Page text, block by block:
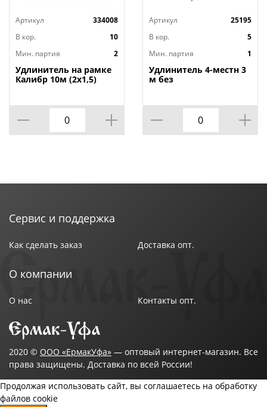
Артикул
334008
В кор.
10
Мин. партия
2
Удлинитель на рамке
Калибр 10м (2х1,5)
Артикул
25195
В кор.
5
Мин. партия
1
Удлинитель 4-местн 3
м без
1/40
Сервис и поддержка
Как сделать заказ Доставка опт.
О компании
О нас Контакты опт.
2020 © ООО «ЕрмакУфа» — оптовый интернет-магазин. Все
права защищены. Доставка по всей России!
Продолжая использовать сайт, вы соглашаетесь на обработку
файлов cookie